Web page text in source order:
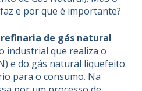
e por que é importante?
refinaria de gás natural
industrial que realiza o
e do gás natural liquefeito
para o consumo. Na